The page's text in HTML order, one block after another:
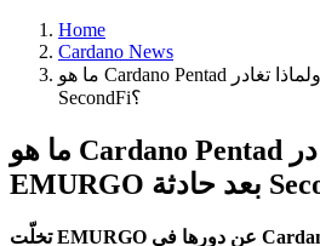
Home
Cardano News
ما هو Cardano Pentad ولماذا تغادر EMURGO بعد حادثة
SecondFi؟
ما هو Cardano Pentad ولماذا تغادر
تخلّت EMURGO عن دورها في Cardano Pentad عقب حادثة أمان